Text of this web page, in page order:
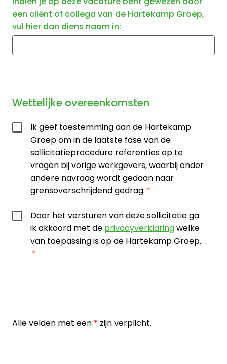
een cliënt of collega van de Hartekamp Groep,
vul hier dan diens naam in:
Wettelijke overeenkomsten
Ik geef toestemming aan de Hartekamp
Groep om in de laatste fase van de
sollicitatieprocedure referenties op te
vragen bij vorige werkgevers, waarbij onder
andere navraag wordt gedaan naar
grensoverschrijdend gedrag.
Door het versturen van deze sollicitatie ga
ik akkoord met de privacyverklaringwelke
van toepassing is op de Hartekamp Groep.
Alle velden met een * zijn verplicht.